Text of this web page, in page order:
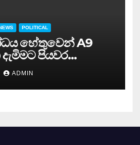
POLITICAL
හේතුවෙන් A9
දැමිමට පියවර…
ADMIN